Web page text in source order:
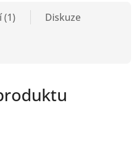
(1) Diskuze